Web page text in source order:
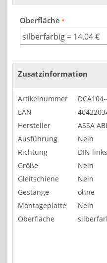
Oberfläche
Zusatzinformation
Artikelnummer
EAN
Hersteller
ASSA
Ausführung
Nein
Richtung
DIN
Größe
Nein
Gleitschiene
Nein
Gestänge
ohne
Montageplatte
Nein
Oberfläche